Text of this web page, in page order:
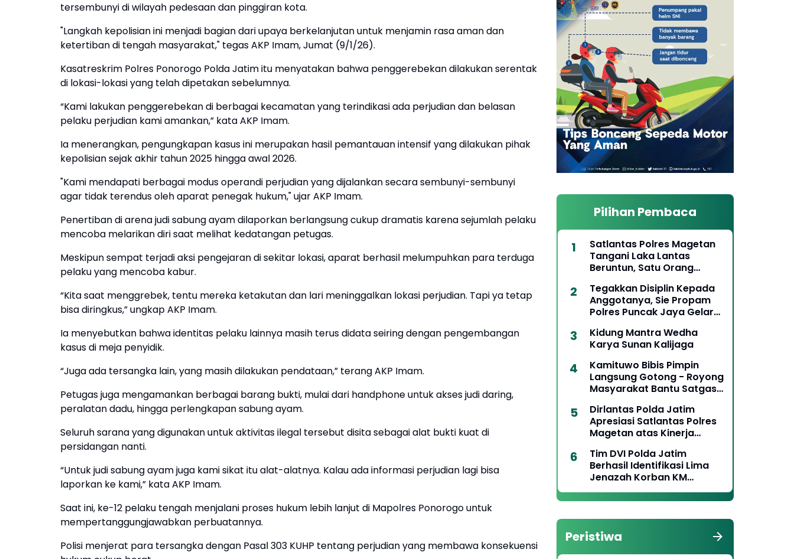
tersembunyi di wilayah pedesaan dan pinggiran kota.
"Langkah kepolisian ini menjadi bagian dari upaya berkelanjutan untuk menjamin rasa aman dan
ketertiban di tengah masyarakat," tegas AKP Imam, Jumat (9/1/26).
Kasatreskrim Polres Ponorogo Polda Jatim itu menyatakan bahwa penggerebekan dilakukan serentak
di lokasi-lokasi yang telah dipetakan sebelumnya.
“Kami lakukan penggerebekan di berbagai kecamatan yang terindikasi ada perjudian dan belasan
pelaku perjudian kami amankan,” kata AKP Imam.
Ia menerangkan, pengungkapan kasus ini merupakan hasil pemantauan intensif yang dilakukan pihak
kepolisian sejak akhir tahun 2025 hingga awal 2026.
"Kami mendapati berbagai modus operandi perjudian yang dijalankan secara sembunyi-sembunyi
agar tidak terendus oleh aparat penegak hukum," ujar AKP Imam.
Penertiban di arena judi sabung ayam dilaporkan berlangsung cukup dramatis karena sejumlah pelaku
mencoba melarikan diri saat melihat kedatangan petugas.
Meskipun sempat terjadi aksi pengejaran di sekitar lokasi, aparat berhasil melumpuhkan para terduga
pelaku yang mencoba kabur.
“Kita saat menggrebek, tentu mereka ketakutan dan lari meninggalkan lokasi perjudian. Tapi ya tetap
bisa diringkus,” ungkap AKP Imam.
Ia menyebutkan bahwa identitas pelaku lainnya masih terus didata seiring dengan pengembangan
kasus di meja penyidik.
“Juga ada tersangka lain, yang masih dilakukan pendataan,” terang AKP Imam.
Petugas juga mengamankan berbagai barang bukti, mulai dari handphone untuk akses judi daring,
peralatan dadu, hingga perlengkapan sabung ayam.
Seluruh sarana yang digunakan untuk aktivitas ilegal tersebut disita sebagai alat bukti kuat di
persidangan nanti.
“Untuk judi sabung ayam juga kami sikat itu alat-alatnya. Kalau ada informasi perjudian lagi bisa
laporkan ke kami,” kata AKP Imam.
Saat ini, ke-12 pelaku tengah menjalani proses hukum lebih lanjut di Mapolres Ponorogo untuk
mempertanggungjawabkan perbuatannya.
Polisi menjerat para tersangka dengan Pasal 303 KUHP tentang perjudian yang membawa konsekuensi
Pilihan Pembaca
Satlantas Polres Magetan
Tangani Laka Lantas
Beruntun, Satu Orang
Tegakkan Disiplin Kepada
Anggotanya, Sie Propam
Polres Puncak Jaya Gelar
Kelengkapan Berkendara
Kidung Mantra Wedha
Karya Sunan Kalijaga
Kamituwo Bibis Pimpin
Langsung Gotong - Royong
Masyarakat Bantu Satgas
Dirlantas Polda Jatim
Apresiasi Satlantas Polres
Magetan atas Kinerja
Lantas
Tim DVI Polda Jatim
Berhasil Identifikasi Lima
Jenazah Korban KM
Mutiara Sentosa II
Peristiwa